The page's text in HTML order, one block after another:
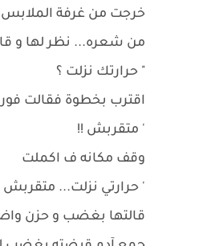
خرجت من غرفة
من شعره... نظر لها و
" حرارتك نزلت ؟
اقترب بخطوة فقالت
' متقربش !!
وقف مكانه ف اكملت
' حرارتي نزلت... متقربش
قالتها بغضب و حزن